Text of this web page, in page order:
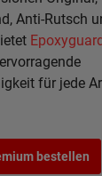
Anti-Rutsch
für jede
bestellen